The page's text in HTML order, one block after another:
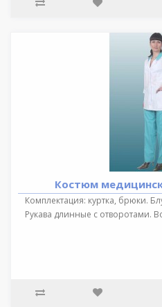
Костюм
Комплектация: куртка, брюки.
Рукава длинные с отворотами.